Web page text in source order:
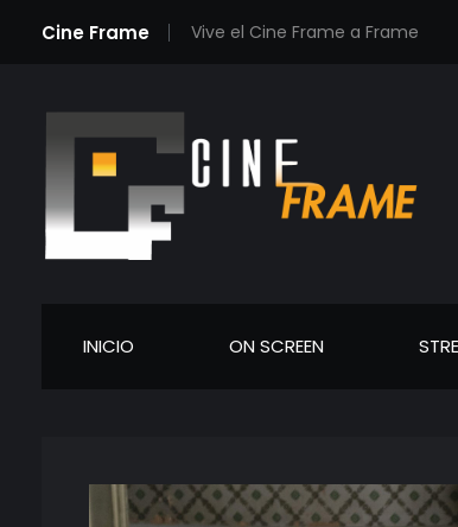
Cine Frame Vive el Cine Frame a Frame
INICIO ON SCREEN